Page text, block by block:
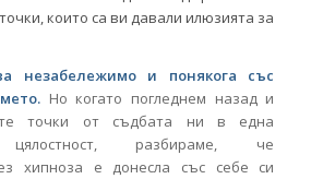
които са ви давали илюзията за
незабележимо и понякога със
Но когато погледнем назад и
точки от съдбата ни в една
цялостност, разбираме, че
хипноза е донесла със себе си